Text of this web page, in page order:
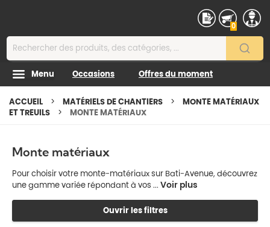
0
Menu Occasions Offres du moment
ACCUEIL MATÉRIELS DE CHANTIERS
MONTE MATÉRIAUX
ET TREUILS
MONTE MATÉRIAUX
Monte matériaux
Pour choisir votre monte-matériaux sur Bati-Avenue, découvrez
une gamme variée répondant à vos ... Voir plus
Ouvrir les filtres